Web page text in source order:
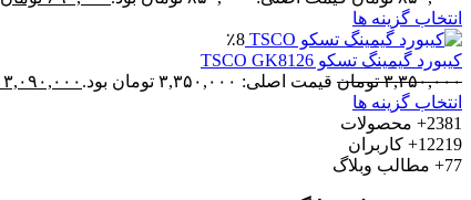
انتخاب گزینه ها
٪8
کیبورد گیمینگ تسکو TSCO GK8126
۳,۳۵۰,۰۰۰ تومان قیمت اصلی: ۳,۳۵۰,۰۰۰ تومان بود. ۳,۰۹۰,۰۰۰
انتخاب گزینه ها
2381+
محصولات
12219+
کاربران
77+
مطالب وبلاگ